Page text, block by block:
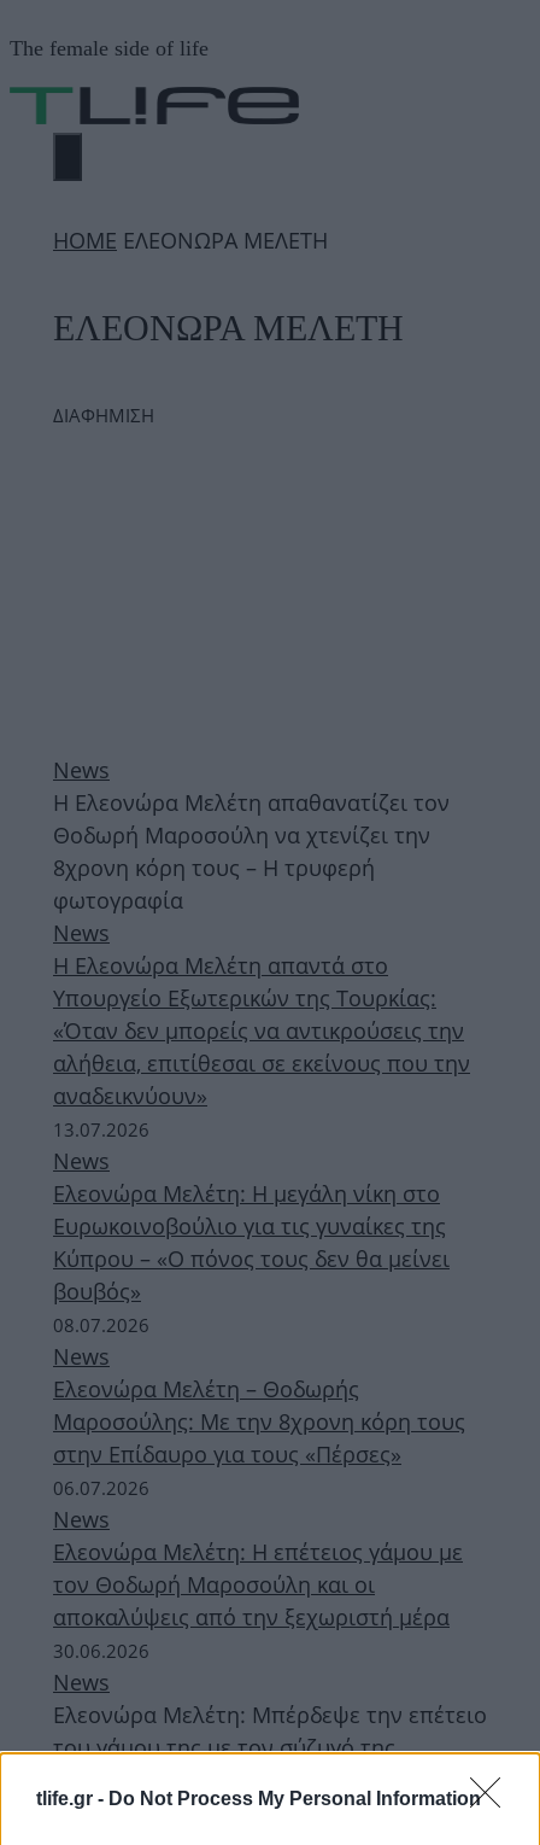
tlife.gr - Do Not Process My Personal Information
σε
περιεχόμενο
The female side of life
ΜΕΝΟΎ
ΗΟΜΕ ΕΛΕΟΝΩΡΑ ΜΕΛΕΤΗ
ΕΛΕΟΝΩΡΑ ΜΕΛΕΤΗ
ΔΙΑΦΗΜΙΣΗ
News
Η Ελεονώρα Μελέτη απαθανατίζει τον
Θοδωρή Μαροσούλη να χτενίζει την
8χρονη κόρη τους – Η τρυφερή
φωτογραφία
News
Η Ελεονώρα Μελέτη απαντά στο
Υπουργείο Εξωτερικών της Τουρκίας:
«Όταν δεν μπορείς να αντικρούσεις την
αλήθεια, επιτίθεσαι σε εκείνους που την
αναδεικνύουν»
13.07.2026
News
Ελεονώρα Μελέτη: Η μεγάλη νίκη στο
Ευρωκοινοβούλιο για τις γυναίκες της
Κύπρου – «Ο πόνος τους δεν θα μείνει
βουβός»
08.07.2026
News
Ελεονώρα Μελέτη – Θοδωρής
Μαροσούλης: Με την 8χρονη κόρη τους
στην Επίδαυρο για τους «Πέρσες»
06.07.2026
News
Ελεονώρα Μελέτη: Η επέτειος γάμου με
τον Θοδωρή Μαροσούλη και οι
αποκαλύψεις από την ξεχωριστή μέρα
30.06.2026
News
Ελεονώρα Μελέτη: Μπέρδεψε την επέτειο
του γάμου της με τον σύζυγό της,
ανάρτηση